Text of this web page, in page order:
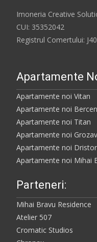
Imoneria Creative
CUI: 35352042
Registrul Comertului:
Apartamente
Apartamente noi Vitan
Apartamente noi
Apartamente noi Titan
Apartamente noi
Apartamente noi Dristor
Apartamente noi Mihai
Parteneri:
Mihai Bravu Residence
Atelier 507
Cromatic Studios